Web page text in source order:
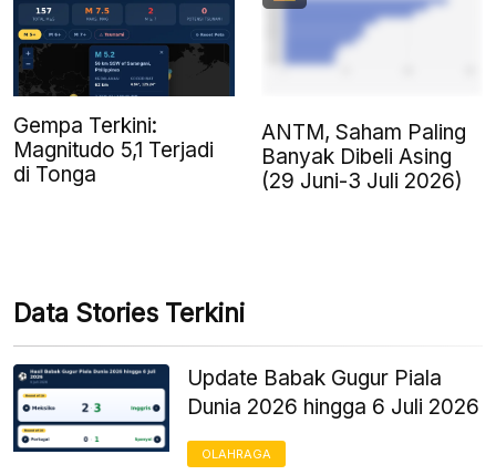
Gempa Terkini:
Magnitudo 5,1 Terjadi
di Tonga
ANTM, Saham Paling
Banyak Dibeli Asing
(29 Juni-3 Juli 2026)
Data Stories Terkini
Update Babak Gugur Piala
Dunia 2026 hingga 6 Juli 2026
OLAHRAGA